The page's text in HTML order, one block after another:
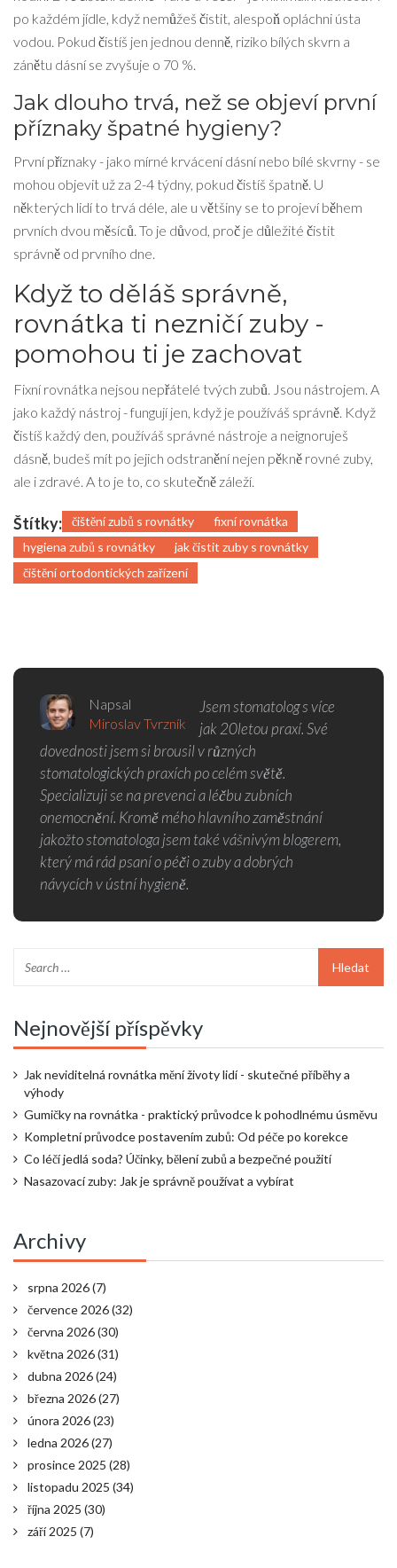
po každém jídle, když nemůžeš čistit, alespoň opláchni ústa
vodou. Pokud čistíš jen jednou denně, riziko bílých skvrn a
zánětu dásní se zvyšuje o 70 %.
Jak dlouho trvá, než se objeví první
příznaky špatné hygieny?
První příznaky - jako mírné krvácení dásní nebo bílé skvrny - se
mohou objevit už za 2-4 týdny, pokud čistíš špatně. U
některých lidí to trvá déle, ale u většiny se to projeví během
prvních dvou měsíců. To je důvod, proč je důležité čistit
správně od prvního dne.
Když to děláš správně,
rovnátka ti nezničí zuby -
pomohou ti je zachovat
Fixní rovnátka nejsou nepřátelé tvých zubů. Jsou nástrojem. A
jako každý nástroj - fungují jen, když je používáš správně. Když
čistíš každý den, používáš správné nástroje a neignoruješ
dásně, budeš mít po jejich odstranění nejen pěkně rovné zuby,
ale i zdravé. A to je to, co skutečně záleží.
Štítky: čištění zubů s rovnátky
fixní rovnátka
hygiena zubů s rovnátky
jak čistit zuby s rovnátky
čištění ortodontických zařízení
Napsal
Miroslav Tvrzník
Jsem stomatolog s více
jak 20letou praxí. Své
dovednosti jsem si brousil v různých
stomatologických praxích po celém světě.
Specializuji se na prevenci a léčbu zubních
onemocnění. Kromě mého hlavního zaměstnání
jakožto stomatologa jsem také vášnivým blogerem,
který má rád psaní o péči o zuby a dobrých
návycích v ústní hygieně.
Nejnovější příspěvky
Jak neviditelná rovnátka mění životy lidí - skutečné příběhy a
výhody
Gumičky na rovnátka - praktický průvodce k pohodlnému úsměvu
Kompletní průvodce postavením zubů: Od péče po korekce
Co léčí jedlá soda? Účinky, bělení zubů a bezpečné použití
Nasazovací zuby: Jak je správně používat a vybírat
Archivy
srpna 2026(7)
července 2026(32)
června 2026(30)
května 2026(31)
dubna 2026(24)
března 2026(27)
února 2026(23)
ledna 2026(27)
prosince 2025 (28)
listopadu 2025 (34)
října 2025 (30)
září 2025 (7)